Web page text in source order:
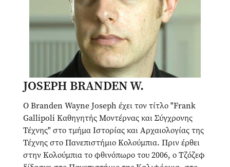
JOSEPH BRANDEN W.
Ο Branden Wayne Joseph έχει τον τίτλο "Frank
Gallipoli Καθηγητής Μοντέρνας και Σύγχρονης
Τέχνης" στο τμήμα Ιστορίας και Αρχαιολογίας της
Τέχνης στο Πανεπιστήμιο Κολούμπια. Πριν έρθει
στην Κολούμπια το φθινόπωρο του 2006, ο Τζόζεφ